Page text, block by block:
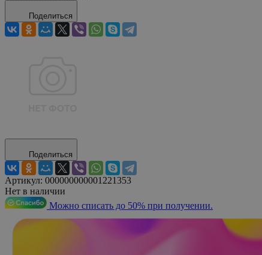
Поделиться
Поделиться
Артикул: 000000000001221353
Нет в наличии
Можно списать до 50% при получении.